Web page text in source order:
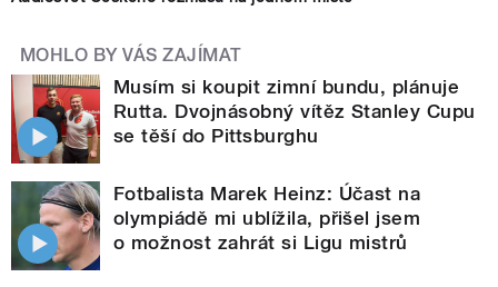
MOHLO BY VÁS ZAJÍMAT
Musím si koupit zimní bundu, plánuje
Rutta. Dvojnásobný vítěz Stanley Cupu
se těší do Pittsburghu
Fotbalista Marek Heinz: Účast na
olympiádě mi ublížila, přišel jsem
o možnost zahrát si Ligu mistrů